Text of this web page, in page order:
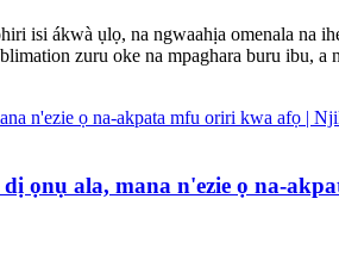
isi ákwà ụlọ, na ngwaahịa omenala
zuru oke na mpaghara buru ibu, a
ọnụ ala, mana n'ezie ọ na-